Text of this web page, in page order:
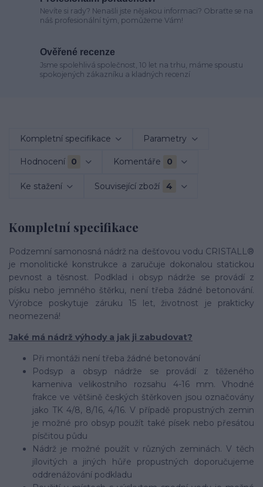
Nevíte si rady? Nenašli jste nějakou informaci? Obraťte se na
náš profesionální tým, pomůžeme Vám!
Ověřené recenze
Jsme spolehlivá společnost, 10 let na trhu, máme spoustu
spokojených zákazníku a kladných recenzí
Kompletní specifikace Parametry
Hodnocení 0 Komentáře 0
Ke stažení Související zboží 4
Kompletní specifikace
Podzemní samonosná nádrž na dešťovou vodu CRISTALL®
je monolitické konstrukce a zaručuje dokonalou statickou
pevnost a těsnost. Podklad i obsyp nádrže se provádí z
písku nebo jemného štěrku, není třeba žádné betonování.
Výrobce poskytuje záruku 15 let, životnost je prakticky
neomezená!
Jaké má nádrž výhody a jak ji zabudovat?
Při montáži není třeba žádné betonování
Podsyp a obsyp nádrže se provádí z těženého
kameniva velikostního rozsahu 4-16 mm. Vhodné
frakce ve většině českých štěrkoven jsou označovány
jako TK 4/8, 8/16, 4/16. V případě propustných zemin
je možné pro obsyp použít také písek nebo přesátou
písčitou půdu
Nádrž je možné použít v různých zeminách. V těch
jílovitých a jiných hůře propustných doporučujeme
oddrenážování podkladu